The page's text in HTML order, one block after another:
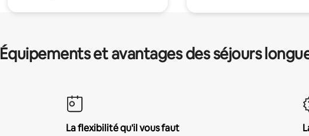
Équipements et avantages des séjours
La flexibilité qu'il vous faut